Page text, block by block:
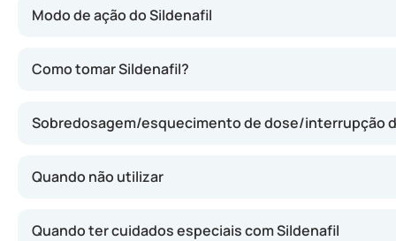
Modo de ação do Sildenafil
Como tomar Sildenafil?
Sobredosagem/esquecimento de dose/interrupção
Quando não utilizar
Quando ter cuidados especiais com Sildenafil